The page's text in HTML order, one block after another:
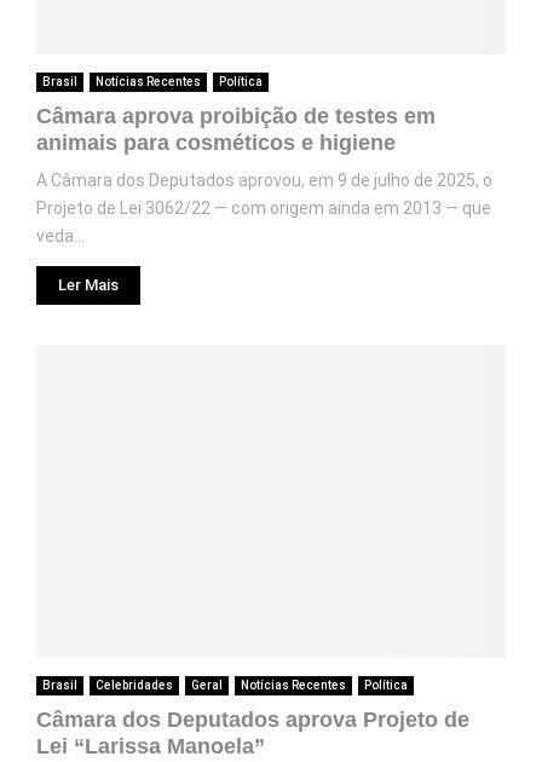
Brasil Notícias Recentes Política
Câmara aprova proibição de testes em
animais para cosméticos e higiene
A Câmara dos Deputados aprovou, em 9 de julho de 2025, o
Projeto de Lei 3062/22 — com origem ainda em 2013 — que
veda...
Ler Mais
Brasil Celebridades Geral Notícias Recentes Política
Câmara dos Deputados aprova Projeto de
Lei “Larissa Manoela”